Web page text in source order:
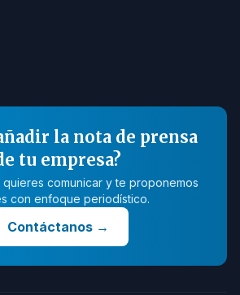
la nota de prensa
tu empresa?
comunicar y te proponemos
con enfoque periodístico.
Contáctanos→